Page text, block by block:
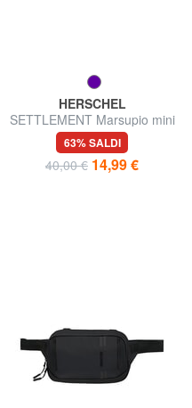
HERSCHEL
SETTLEMENT Marsupio mini
63% SALDI
40,00 € 14,99 €